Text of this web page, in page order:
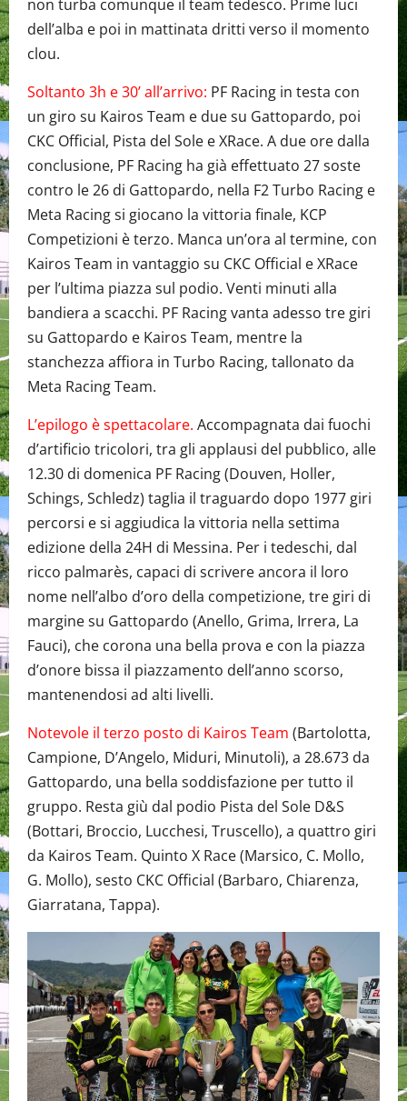
non turba comunque il team tedesco. Prime luci
dell’alba e poi in mattinata dritti verso il momento
clou.
Soltanto 3h e 30’ all’arrivo: PF Racing in testa con
un giro su Kairos Team e due su Gattopardo, poi
CKC Official, Pista del Sole e XRace. A due ore dalla
conclusione, PF Racing ha già effettuato 27 soste
contro le 26 di Gattopardo, nella F2 Turbo Racing e
Meta Racing si giocano la vittoria finale, KCP
Competizioni è terzo. Manca un’ora al termine, con
Kairos Team in vantaggio su CKC Official e XRace
per l’ultima piazza sul podio. Venti minuti alla
bandiera a scacchi. PF Racing vanta adesso tre giri
su Gattopardo e Kairos Team, mentre la
stanchezza affiora in Turbo Racing, tallonato da
Meta Racing Team.
L’epilogo è spettacolare. Accompagnata dai fuochi
d’artificio tricolori, tra gli applausi del pubblico, alle
12.30 di domenica PF Racing (Douven, Holler,
Schings, Schledz) taglia il traguardo dopo 1977 giri
percorsi e si aggiudica la vittoria nella settima
edizione della 24H di Messina. Per i tedeschi, dal
ricco palmarès, capaci di scrivere ancora il loro
nome nell’albo d’oro della competizione, tre giri di
margine su Gattopardo (Anello, Grima, Irrera, La
Fauci), che corona una bella prova e con la piazza
d’onore bissa il piazzamento dell’anno scorso,
mantenendosi ad alti livelli.
Notevole il terzo posto di Kairos Team (Bartolotta,
Campione, D’Angelo, Miduri, Minutoli), a 28.673 da
Gattopardo, una bella soddisfazione per tutto il
gruppo. Resta giù dal podio Pista del Sole D&S
(Bottari, Broccio, Lucchesi, Truscello), a quattro giri
da Kairos Team. Quinto X Race (Marsico, C. Mollo,
G. Mollo), sesto CKC Official (Barbaro, Chiarenza,
Giarratana, Tappa).